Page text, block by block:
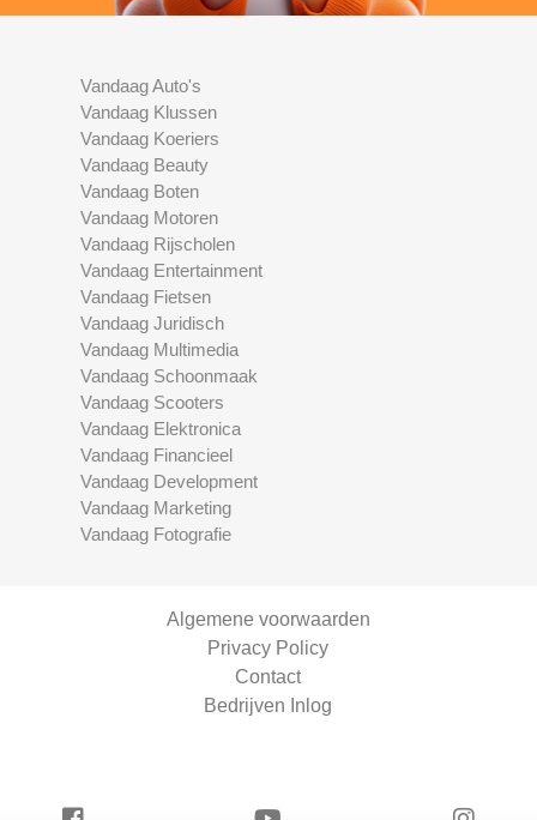
Vandaag Auto's
Vandaag Klussen
Vandaag Koeriers
Vandaag Beauty
Vandaag Boten
Vandaag Motoren
Vandaag Rijscholen
Vandaag Entertainment
Vandaag Fietsen
Vandaag Juridisch
Vandaag Multimedia
Vandaag Schoonmaak
Vandaag Scooters
Vandaag Elektronica
Vandaag Financieel
Vandaag Development
Vandaag Marketing
Vandaag Fotografie
Algemene voorwaarden
Privacy Policy
Contact
Bedrijven Inlog